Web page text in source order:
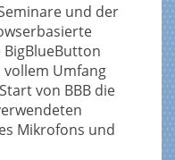
und der
vollem Umfang
von BBB die
Mikrofons und